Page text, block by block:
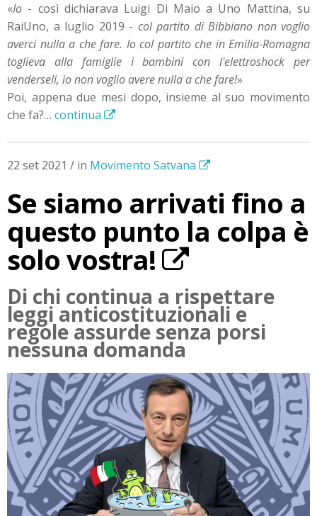
«Io - così dichiarava Luigi Di Maio a Uno Mattina, su
RaiUno, a luglio 2019 - col partito di Bibbiano non voglio
averci nulla a che fare. Io col partito che in Emilia-Romagna
toglieva alla famiglie i bambini con l'elettroshock per
venderseli, io non voglio avere nulla a che fare!»
Poi, appena due mesi dopo, insieme al suo movimento
che fa?… continua
22 set 2021 / in Movimento Satvana
Se siamo arrivati fino a
questo punto la colpa è
solo vostra!
Di chi continua a rispettare
leggi anticostituzionali e
regole assurde senza porsi
nessuna domanda